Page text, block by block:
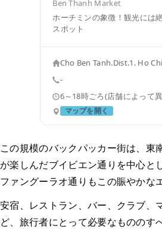
Ben Thanh Market
ホーチミンの象徴！観光には
スポット
Cho Ben Tanh.Dist.1. Ho
-
6～18時ごろ(店舗によって
マップを開く
この規模のバックパッカー街は、東
が楽しんだブイビエン通りを中心と
ファングーラオ通りもこの賑やかな
安宿、レストラン、バー、クラブ、
ど、旅行者にとって必要なもののす